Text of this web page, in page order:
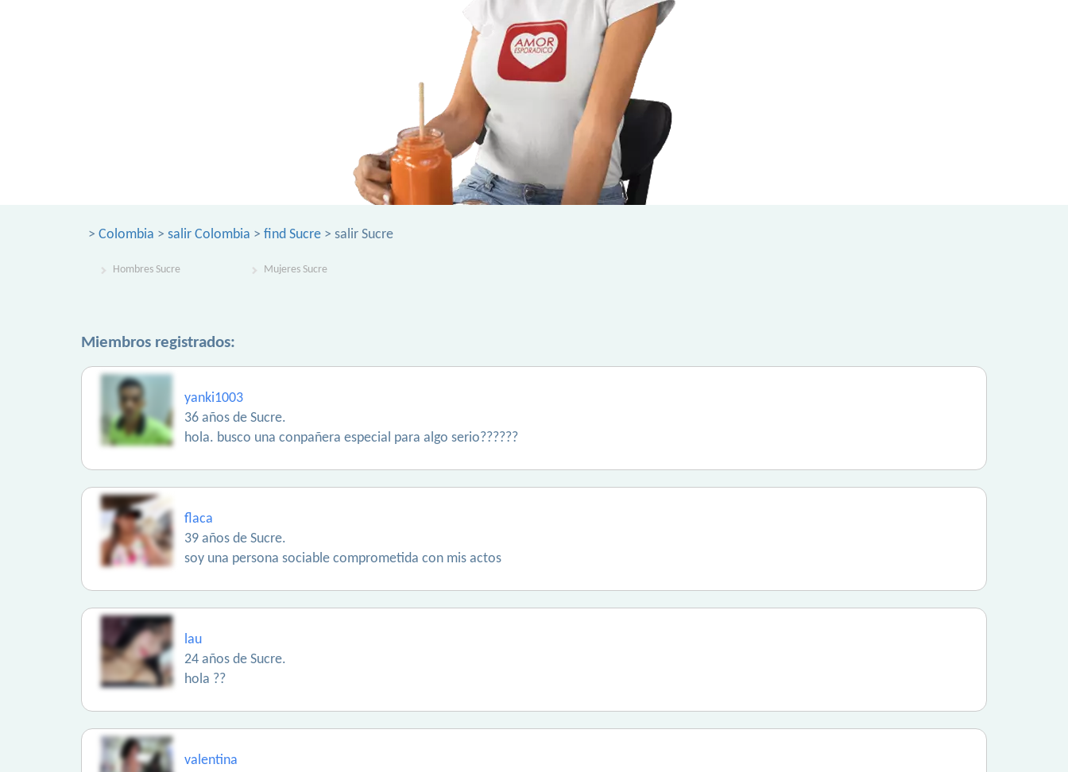
> Colombia > salir Colombia > find Sucre > salir Sucre
Hombres Sucre Mujeres Sucre
Miembros registrados:
yanki1003
36 años de Sucre.
hola. busco una conpañera especial para algo serio??????
flaca
39 años de Sucre.
soy una persona sociable comprometida con mis actos
lau
24 años de Sucre.
hola ??
valentina